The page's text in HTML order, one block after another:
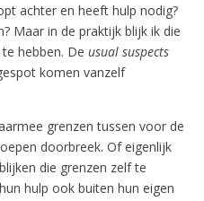
achter en heeft hulp nodig?
Maar in de praktijk blijk ik die
hebben. De usual suspects
komen vanzelf
grenzen tussen voor de
doorbreek. Of eigenlijk
die grenzen zelf te
hulp ook buiten hun eigen